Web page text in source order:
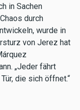
in Sachen
durch
wurde in
von Jerez hat
„Jeder fährt
die sich öffnet.“